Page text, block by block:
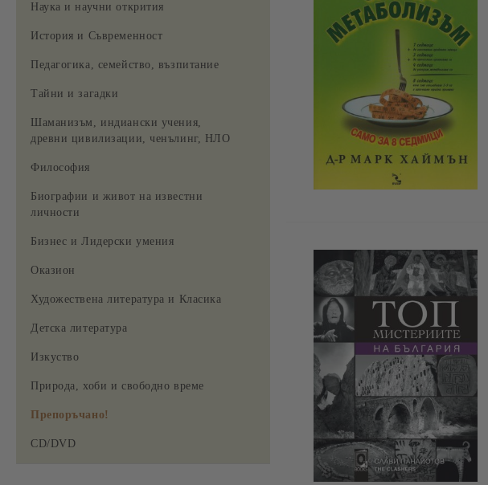
Наука и научни открития
История и Съвременност
Педагогика, семейство, възпитание
Тайни и загадки
Шаманизъм, индиански учения,
древни цивилизации, ченълинг, НЛО
Философия
Биографии и живот на известни
личности
Бизнес и Лидерски умения
Оказион
Художествена литература и Класика
Детска литература
Изкуство
Природа, хоби и свободно време
Препоръчано!
CD/DVD